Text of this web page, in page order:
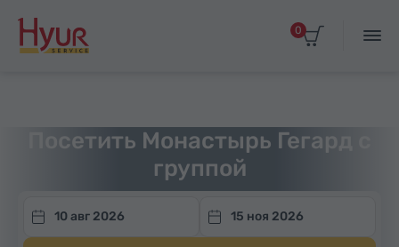
0
Посетить Монастырь Гегард с
группой
10 авг 2026 15 ноя 2026